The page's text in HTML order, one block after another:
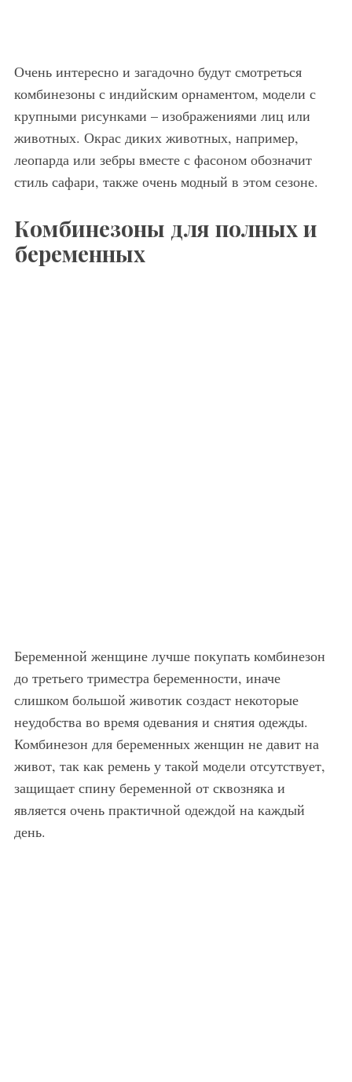
Очень интересно и загадочно будут смотреться
комбинезоны с индийским орнаментом, модели с
крупными рисунками – изображениями лиц или
животных. Окрас диких животных, например,
леопарда или зебры вместе с фасоном обозначит
стиль сафари, также очень модный в этом сезоне.
Комбинезоны для полных и
беременных
Беременной женщине лучше покупать комбинезон
до третьего триместра беременности, иначе
слишком большой животик создаст некоторые
неудобства во время одевания и снятия одежды.
Комбинезон для беременных женщин не давит на
живот, так как ремень у такой модели отсутствует,
защищает спину беременной от сквозняка и
является очень практичной одеждой на каждый
день.